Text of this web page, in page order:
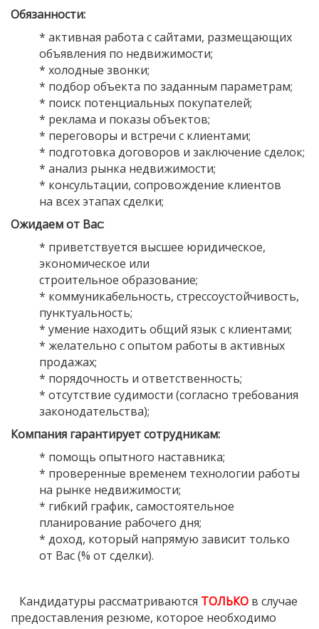
Обязанности:
* активная работа с сайтами, размещающих
объявления по недвижимости;
* холодные звонки;
* подбор объекта по заданным параметрам;
* поиск потенциальных покупателей;
* реклама и показы объектов;
* переговоры и встречи с клиентами;
* подготовка договоров и заключение сделок;
* анализ рынка недвижимости;
* консультации, сопровождение клиентов
на всех этапах сделки;
Ожидаем от Вас:
* приветствуется высшее юридическое,
экономическое или
строительное образование;
* коммуникабельность, стрессоустойчивость,
пунктуальность;
* умение находить общий язык с клиентами;
* желательно с опытом работы в активных
продажах;
* порядочность и ответственность;
* отсутствие судимости (согласно требования
законодательства);
Компания гарантирует сотрудникам:
* помощь опытного наставника;
* проверенные временем технологии работы
на рынке недвижимости;
* гибкий график, самостоятельное
планирование рабочего дня;
* доход, который напрямую зависит только
от Вас(% от сделки).
Кандидатуры рассматриваются ТОЛЬКО в случае
предоставления резюме, которое необходимо